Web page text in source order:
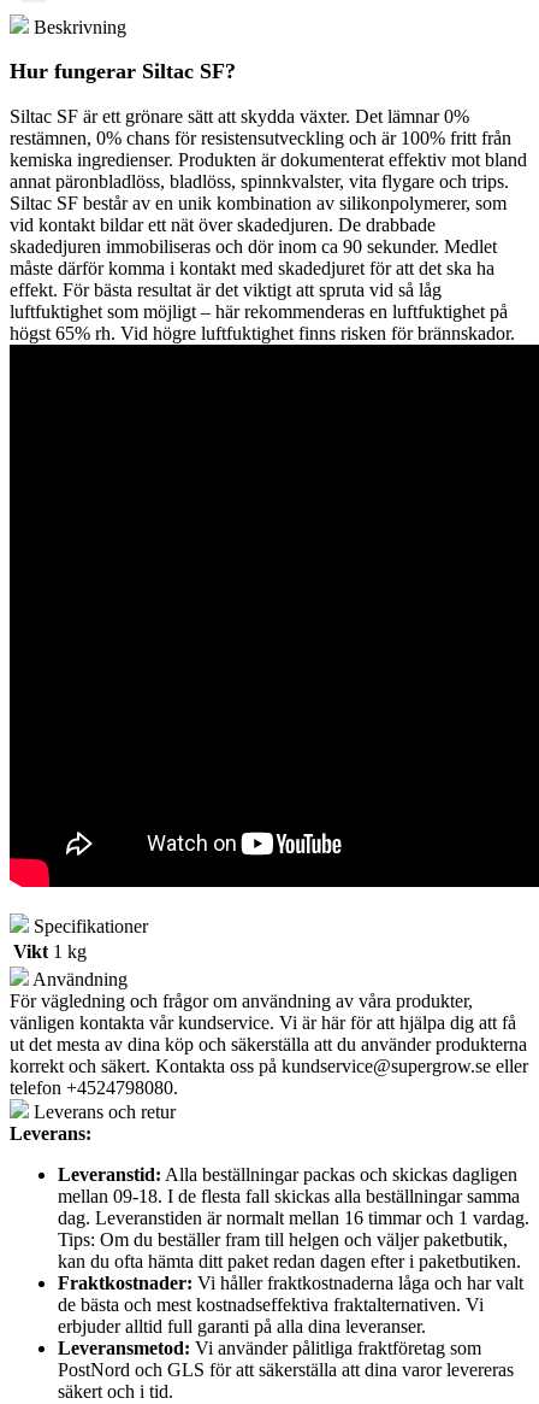
mängdBeskrivning
Hur fungerar Siltac SF?
Siltac SF är ett grönare sätt att skydda växter. Det lämnar 0%
restämnen, 0% chans för resistensutveckling och är 100% fritt från
kemiska ingredienser. Produkten är dokumenterat effektiv mot bland
annat päronbladlöss, bladlöss, spinnkvalster, vita flygare och trips.
Siltac SF består av en unik kombination av silikonpolymerer, som
vid kontakt bildar ett nät över skadedjuren. De drabbade
skadedjuren immobiliseras och dör inom ca 90 sekunder. Medlet
måste därför komma i kontakt med skadedjuret för att det ska ha
effekt. För bästa resultat är det viktigt att spruta vid så låg
luftfuktighet som möjligt – här rekommenderas en luftfuktighet på
högst 65% rh. Vid högre luftfuktighet finns risken för brännskador.
Specifikationer
Vikt 1 kg
Användning
För vägledning och frågor om användning av våra produkter,
vänligen kontakta vår kundservice. Vi är här för att hjälpa dig att få
ut det mesta av dina köp och säkerställa att du använder produkterna
korrekt och säkert. Kontakta oss på kundservice@supergrow.se eller
telefon +4524798080.
Leverans och retur
Leverans:
Leveranstid: Alla beställningar packas och skickas dagligen
mellan 09-18. I de flesta fall skickas alla beställningar samma
dag. Leveranstiden är normalt mellan 16 timmar och 1 vardag.
Tips: Om du beställer fram till helgen och väljer paketbutik,
kan du ofta hämta ditt paket redan dagen efter i paketbutiken.
Fraktkostnader: Vi håller fraktkostnaderna låga och har valt
de bästa och mest kostnadseffektiva fraktalternativen. Vi
erbjuder alltid full garanti på alla dina leveranser.
Leveransmetod: Vi använder pålitliga fraktföretag som
PostNord och GLS för att säkerställa att dina varor levereras
säkert och i tid.